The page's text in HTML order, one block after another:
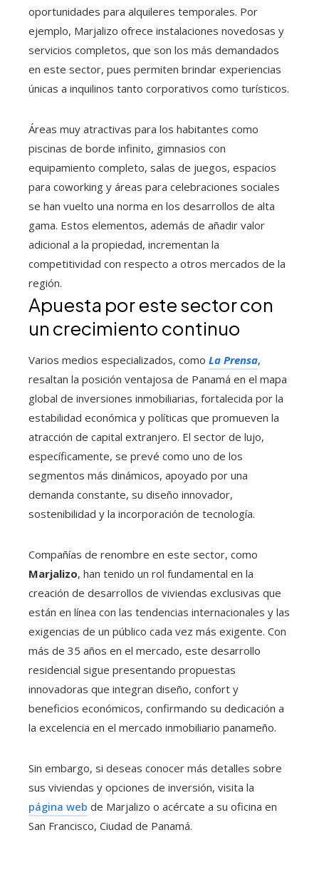
oportunidades para alquileres temporales. Por
ejemplo, Marjalizo ofrece instalaciones novedosas y
servicios completos, que son los más demandados
en este sector, pues permiten brindar experiencias
únicas a inquilinos tanto corporativos como turísticos.
Áreas muy atractivas para los habitantes como
piscinas de borde infinito, gimnasios con
equipamiento completo, salas de juegos, espacios
para coworking y áreas para celebraciones sociales
se han vuelto una norma en los desarrollos de alta
gama. Estos elementos, además de añadir valor
adicional a la propiedad, incrementan la
competitividad con respecto a otros mercados de la
región.
Apuesta por este sector con
un crecimiento continuo
Varios medios especializados, como La Prensa,
resaltan la posición ventajosa de Panamá en el mapa
global de inversiones inmobiliarias, fortalecida por la
estabilidad económica y políticas que promueven la
atracción de capital extranjero. El sector de lujo,
específicamente, se prevé como uno de los
segmentos más dinámicos, apoyado por una
demanda constante, su diseño innovador,
sostenibilidad y la incorporación de tecnología.
Compañías de renombre en este sector, como
Marjalizo, han tenido un rol fundamental en la
creación de desarrollos de viviendas exclusivas que
están en línea con las tendencias internacionales y las
exigencias de un público cada vez más exigente. Con
más de 35 años en el mercado, este desarrollo
residencial sigue presentando propuestas
innovadoras que integran diseño, confort y
beneficios económicos, confirmando su dedicación a
la excelencia en el mercado inmobiliario panameño.
Sin embargo, si deseas conocer más detalles sobre
sus viviendas y opciones de inversión, visita la
página web de Marjalizo o acércate a su oficina en
San Francisco, Ciudad de Panamá.